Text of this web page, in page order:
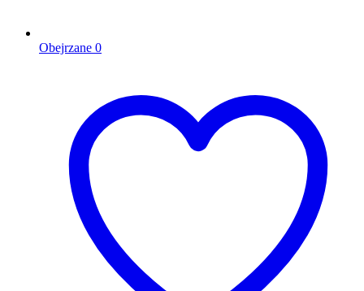
Obejrzane 0